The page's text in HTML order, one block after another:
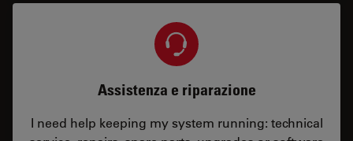
Assistenza e riparazione
I need help keeping my system running: technical